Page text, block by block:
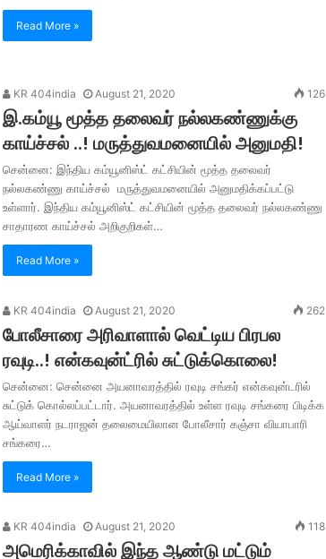
Read More »
KR 404india August 21, 2020 126
இ.கம்யூ மூத்த தலைவர் நல்லகண்ணுக்கு
காய்ச்சல் ..! மருத்துவமனையில் அனுமதி!
சென்னை: இந்திய கம்யூனிஸ்ட் கட்சியின் மூத்த தலைவர்
நல்லகண்ணு காய்ச்சல் மருத்துவமனையில் அனுமதிக்கப்பட்டு
உள்ளார். இந்திய கம்யூனிஸ்ட் கட்சியின் மூத்த தலைவர் நல்லகண்ணு
சாதாரண காய்ச்சல் அறிகுறிகள்…
Read More »
KR 404india August 21, 2020 262
போலீசாரை அரிவாளால் வெட்டிய பிரபல
ரவுடி..! என்கவுன்ட்ரில் சுட்டுக்கொலை!
சென்னை: சென்னை அயனாவரத்தில் ரவுடி சங்கர் என்கவுன்டரில்
சுட்டுக் கொல்லப்பட்டார். அயனாவரத்தில் உள்ள ரவுடி சங்கரை பிடிக்க
ஆய்வாளர் நடராஜன் தலைமையிலான போலீசார் கஞ்சா வியாபாரி
சங்கரை…
Read More »
KR 404india August 21, 2020 118
அமெரிக்காவில் இந்த ஆண்டு மட்டும்